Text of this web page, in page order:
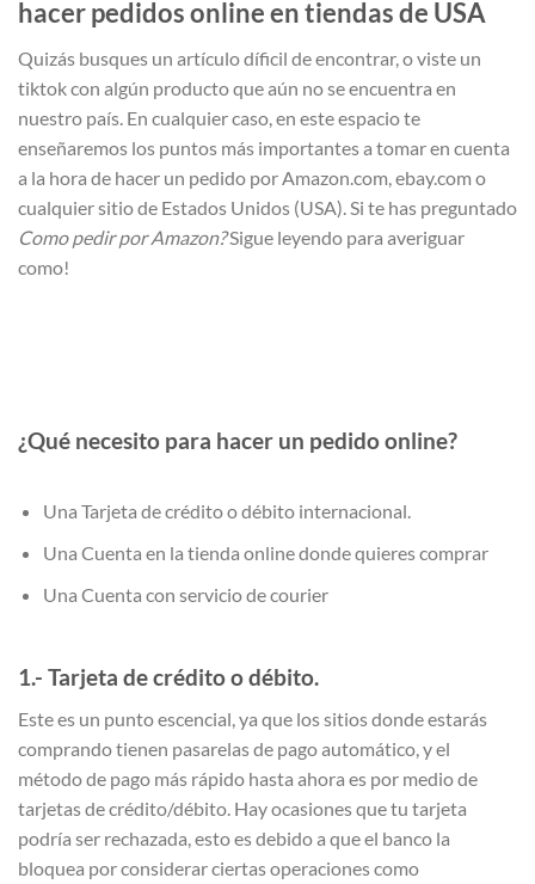
hacer pedidos online en tiendas de USA
Quizás busques un artículo díficil de encontrar, o viste un
tiktok con algún producto que aún no se encuentra en
nuestro país. En cualquier caso, en este espacio te
enseñaremos los puntos más importantes a tomar en cuenta
a la hora de hacer un pedido por Amazon.com, ebay.com o
cualquier sitio de Estados Unidos (USA). Si te has preguntado
Como pedir por Amazon?Sigue leyendo para averiguar
como!
¿Qué necesito para hacer un pedido online?
Una Tarjeta de crédito o débito internacional.
Una Cuenta en la tienda online donde quieres comprar
Una Cuenta con servicio de courier
1.- Tarjeta de crédito o débito.
Este es un punto escencial, ya que los sitios donde estarás
comprando tienen pasarelas de pago automático, y el
método de pago más rápido hasta ahora es por medio de
tarjetas de crédito/débito. Hay ocasiones que tu tarjeta
podría ser rechazada, esto es debido a que el banco la
bloquea por considerar ciertas operaciones como